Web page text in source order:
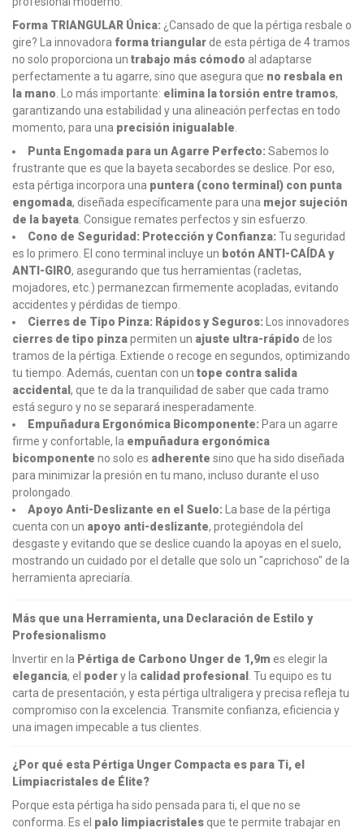
Forma TRIANGULAR Única: ¿Cansado de que la pértiga resbale o
gire? La innovadora forma triangular de esta pértiga de 4 tramos
no solo proporciona un trabajo más cómodo al adaptarse
perfectamente a tu agarre, sino que asegura que no resbala en
la mano. Lo más importante: elimina la torsión entre tramos,
garantizando una estabilidad y una alineación perfectas en todo
momento, para una precisión inigualable.
Punta Engomada para un Agarre Perfecto: Sabemos lo
frustrante que es que la bayeta secabordes se deslice. Por eso,
esta pértiga incorpora una puntera (cono terminal) con punta
engomada, diseñada específicamente para una mejor sujeción
de la bayeta. Consigue remates perfectos y sin esfuerzo.
Cono de Seguridad: Protección y Confianza: Tu seguridad
es lo primero. El cono terminal incluye un botón ANTI-CAÍDA y
ANTI-GIRO, asegurando que tus herramientas (racletas,
mojadores, etc.) permanezcan firmemente acopladas, evitando
accidentes y pérdidas de tiempo.
Cierres de Tipo Pinza: Rápidos y Seguros: Los innovadores
cierres de tipo pinzapermiten un ajuste ultra-rápido de los
tramos de la pértiga. Extiende o recoge en segundos, optimizando
tu tiempo. Además, cuentan con un tope contra salida
accidental , que te da la tranquilidad de saber que cada tramo
está seguro y no se separará inesperadamente.
Empuñadura Ergonómica Bicomponente: Para un agarre
firme y confortable, la empuñadura ergonómica
bicomponente no solo es adherente sino que ha sido diseñada
para minimizar la presión en tu mano, incluso durante el uso
prolongado.
Apoyo Anti-Deslizante en el Suelo: La base de la pértiga
cuenta con un apoyo anti-deslizante, protegiéndola del
desgaste y evitando que se deslice cuando la apoyas en el suelo,
mostrando un cuidado por el detalle que solo un "caprichoso" de la
herramienta apreciaría.
Más que una Herramienta, una Declaración de Estilo y
Profesionalismo
Invertir en la Pértiga de Carbono Unger de 1,9m es elegir la
elegancia, el podery la calidad profesional . Tu equipo es tu
carta de presentación, y esta pértiga ultraligera y precisa refleja tu
compromiso con la excelencia. Transmite confianza, eficiencia y
una imagen impecable a tus clientes.
¿Por qué esta Pértiga Unger Compacta es para Ti, el
Limpiacristales de Élite?
Porque esta pértiga ha sido pensada para ti, el que no se
conforma. Es el palo limpiacristales que te permite trabajar en